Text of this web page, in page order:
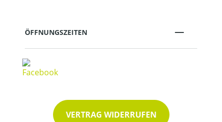
ÖFFNUNGSZEITEN
VERTRAG WIDERRUFEN